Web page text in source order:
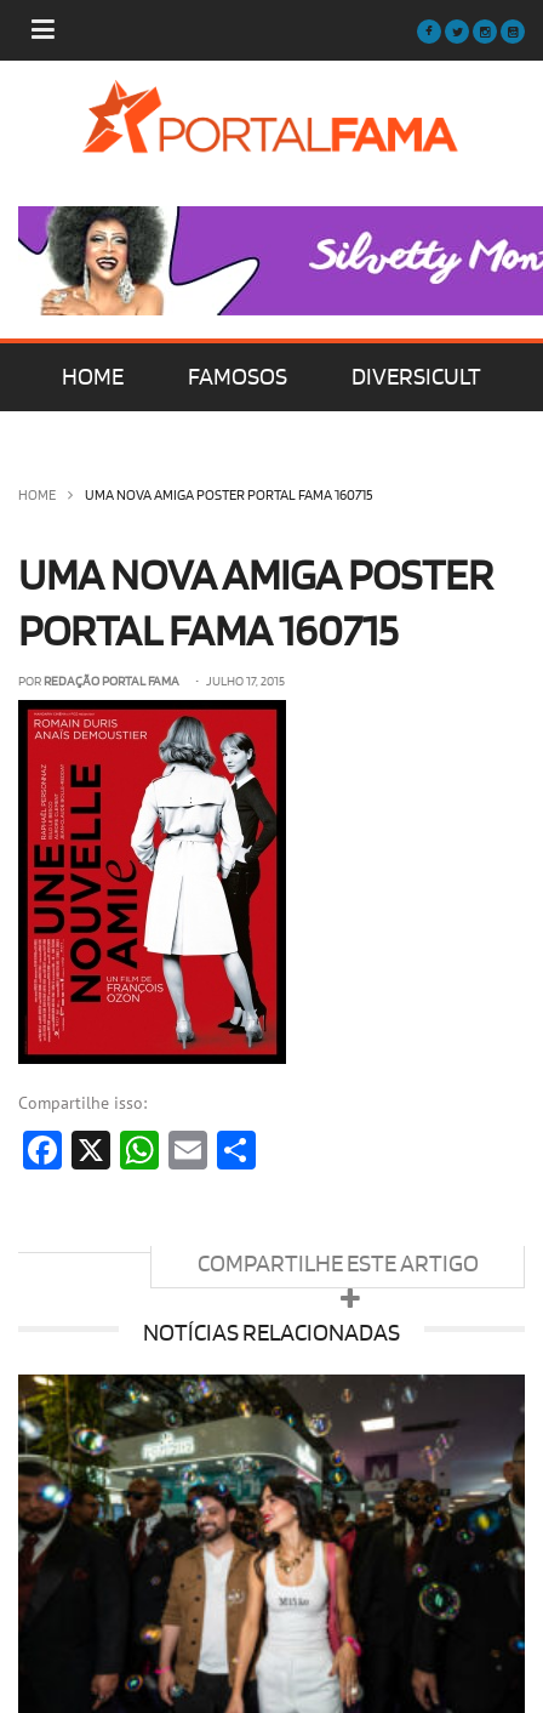
HOME FAMOSOS DIVERSICULT
OLHA ISSO! EU QUERO!
HOME UMA NOVA AMIGA POSTER PORTAL FAMA 160715
UMA NOVA AMIGA POSTER
PORTAL FAMA 160715
POR REDAÇÃO PORTAL FAMA • JULHO 17, 2015
Compartilhe isso:
Facebook
X WhatsApp
Email
COMPARTILHE ESTE ARTIGO
NOTÍCIAS RELACIONADAS